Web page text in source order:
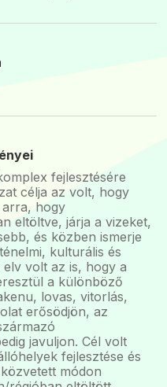
fejlesztésére
célja az volt, hogy
hogy
eltöltve, járja a vizeket,
és közben ismerje
kulturális és
elv volt az is, hogy a
a különböző
lovas, vitorlás,
erősödjön, az
javuljon. Cél volt
fejlesztése és
módon